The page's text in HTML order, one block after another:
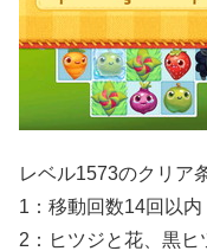
レベル1573のクリア
1：移動回数14回以内
2：ヒツジと花、黒ヒ